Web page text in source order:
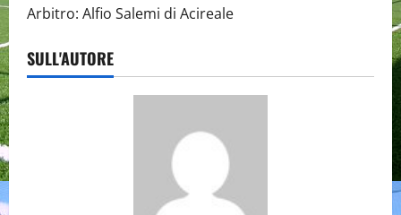
Arbitro: Alfio Salemi di Acireale
SULL'AUTORE